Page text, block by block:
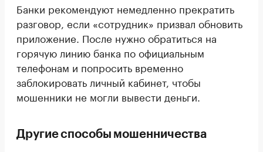
Банки рекомендуют немедленно прекратить
разговор, если «сотрудник» призвал обновить
приложение. После нужно обратиться на
горячую линию банка по официальным
телефонам и попросить временно
заблокировать личный кабинет, чтобы
мошенники не могли вывести деньги.
Другие способы мошенничества